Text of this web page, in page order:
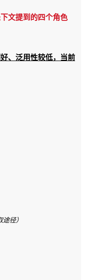
文提到的四个角色
、泛用性较低，当前
径）